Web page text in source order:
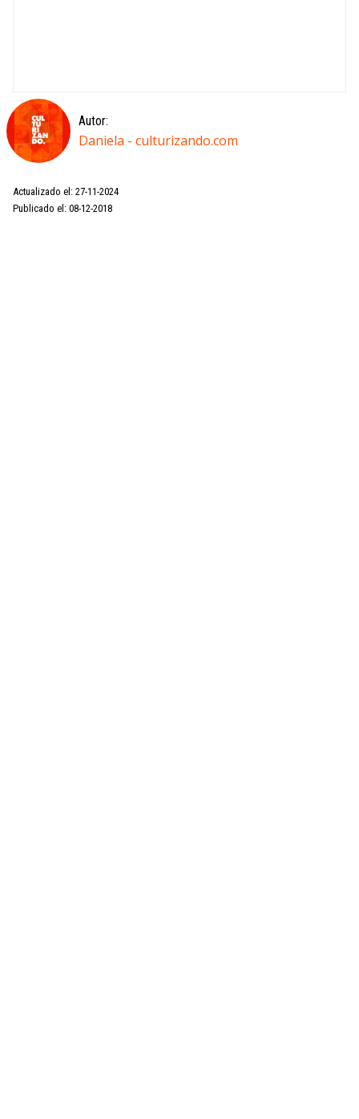
Autor:
Daniela - culturizando.com
Actualizado el: 27-11-2024
Publicado el: 08-12-2018